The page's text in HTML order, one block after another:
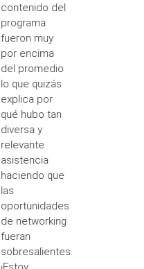
contenido del
programa
fueron muy
por encima
del promedio
lo que quizás
explica por
qué hubo tan
diversa y
relevante
asistencia
haciendo que
las
oportunidades
de networking
fueran
sobresalientes.